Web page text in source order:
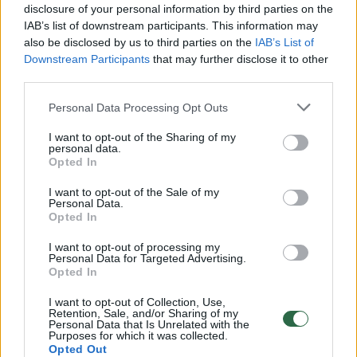
disclosure of your personal information by third parties on the
IAB’s list of downstream participants. This information may
also be disclosed by us to third parties on the IAB’s List of
Downstream Participants that may further disclose it to other
Personal Data Processing Opt Outs
I want to opt-out of the Sharing of my
personal data.
Opted In
I want to opt-out of the Sale of my
Personal Data.
Opted In
I want to opt-out of processing my
Personal Data for Targeted Advertising.
Opted In
I want to opt-out of Collection, Use,
Retention, Sale, and/or Sharing of my
Personal Data that Is Unrelated with the
Purposes for which it was collected.
Opted Out
00:00:30
Vaizdai iš tragiškos avarijos Vilniaus r.: dviejų moterų ir
vaiko gyvybių išgelbėti nepavyko
Žinios | Lietuvos diena
00:00:57
Savaitės vidurys nusimato karštas: temperatūra kils iki
32 laipsnių šilumos
Žinios
V. Zalužno pasisakymą laiko bandymu įsitvirtinti
Ukrainos politikoje: jis yra neteisus
Sinoptikai atsakė, kokiais orais užbaigsime darbo